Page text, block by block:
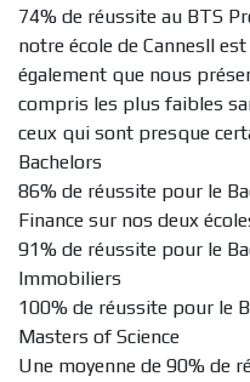
74% de réussite au BTS
notre école de CannesIl
également que nous
compris les plus faibles
ceux qui sont presque
Bachelors
86% de réussite pour le
Finance sur nos deux
91% de réussite pour le
Immobiliers
100% de réussite pour le
Masters of Science
Une moyenne de 90% de